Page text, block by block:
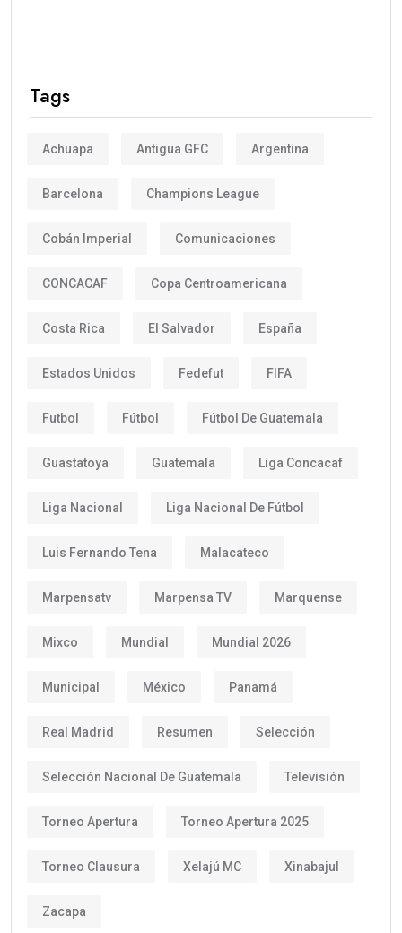
Tags
Achuapa Antigua GFC Argentina
Barcelona Champions League
Cobán Imperial Comunicaciones
CONCACAF Copa Centroamericana
Costa Rica El Salvador España
Estados Unidos Fedefut FIFA
Futbol Fútbol Fútbol De Guatemala
Guastatoya Guatemala Liga Concacaf
Liga Nacional Liga Nacional De Fútbol
Luis Fernando Tena Malacateco
Marpensatv Marpensa TV Marquense
Mixco Mundial Mundial 2026
Municipal México Panamá
Real Madrid Resumen Selección
Selección Nacional De Guatemala Televisión
Torneo Apertura Torneo Apertura 2025
Torneo Clausura Xelajú MC Xinabajul
Zacapa